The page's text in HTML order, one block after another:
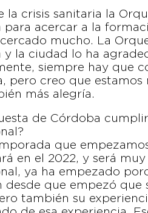
la crisis sanitaria la
para acercar a la
mucho. La
y la ciudad lo ha
siempre hay que
pero creo que estamos
más alegría.
de Córdoba
que
en el 2022, y será
ya ha empezado
desde que empezó que
también su